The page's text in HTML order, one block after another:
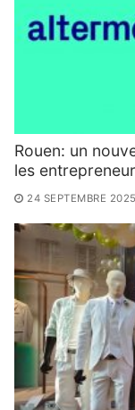
Rouen: un
les
24 SEPTEMBRE 2025